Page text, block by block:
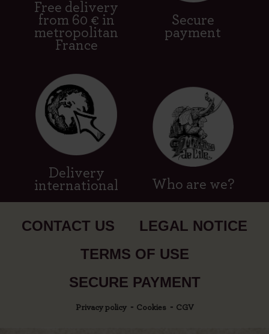
Free delivery
from 60 € in
metropolitan
France
Secure
payment
Delivery
international
Who are we?
CONTACT US
LEGAL NOTICE
TERMS OF USE
SECURE PAYMENT
Privacy policy Cookies CGV